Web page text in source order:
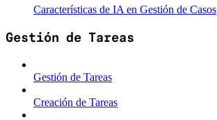
Características de IA en Gestión de Casos
Gestión de Tareas
Gestión de Tareas
Creación de Tareas